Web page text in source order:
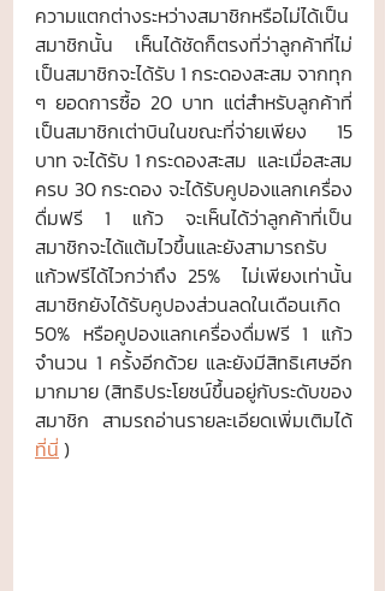
ความแตกต่างระหว่างสมาชิกหรือไม่ได้เป็น
สมาชิกนั้น เห็นได้ชัดก็ตรงที่ว่าลูกค้าที่ไม่
เป็นสมาชิกจะได้รับ 1 กระดองสะสม จากทุก
ๆ ยอดการซื้อ 20 บาท แต่สำหรับลูกค้าที่
เป็นสมาชิกเต่าบินในขณะที่จ่ายเพียง 15
บาท จะได้รับ 1 กระดองสะสม  และเมื่อสะสม
ครบ 30 กระดอง จะได้รับคูปองแลกเครื่อง
ดื่มฟรี 1 แก้ว จะเห็นได้ว่าลูกค้าที่เป็น
สมาชิกจะได้แต้มไวขึ้นและยังสามารถรับ
แก้วฟรีได้ไวกว่าถึง 25%  ไม่เพียงเท่านั้น
สมาชิกยังได้รับคูปองส่วนลดในเดือนเกิด
50% หรือคูปองแลกเครื่องดื่มฟรี 1 แก้ว
จำนวน 1 ครั้งอีกด้วย และยังมีสิทธิเศษอีก
มากมาย (สิทธิประโยชน์ขึ้นอยู่กับระดับของ
ที่นี )